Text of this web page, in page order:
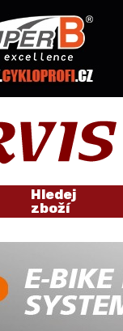
Hledej
zboží